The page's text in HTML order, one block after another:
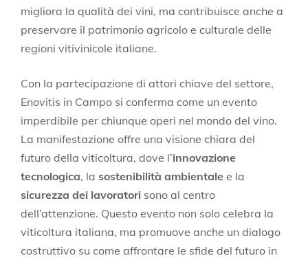
migliora la qualità dei vini, ma contribuisce anche a
preservare il patrimonio agricolo e culturale delle
regioni vitivinicole italiane.
Con la partecipazione di attori chiave del settore,
Enovitis in Campo si conferma come un evento
imperdibile per chiunque operi nel mondo del vino.
La manifestazione offre una visione chiara del
futuro della viticoltura, dove l’innovazione
tecnologica, la sostenibilità ambientale e la
sicurezza dei lavoratori sono al centro
dell’attenzione. Questo evento non solo celebra la
viticoltura italiana, ma promuove anche un dialogo
costruttivo su come affrontare le sfide del futuro in